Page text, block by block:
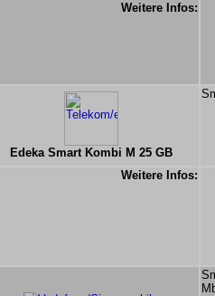
Weitere Infos:
Edeka Smart Kombi M 25 GB
Weitere Infos: